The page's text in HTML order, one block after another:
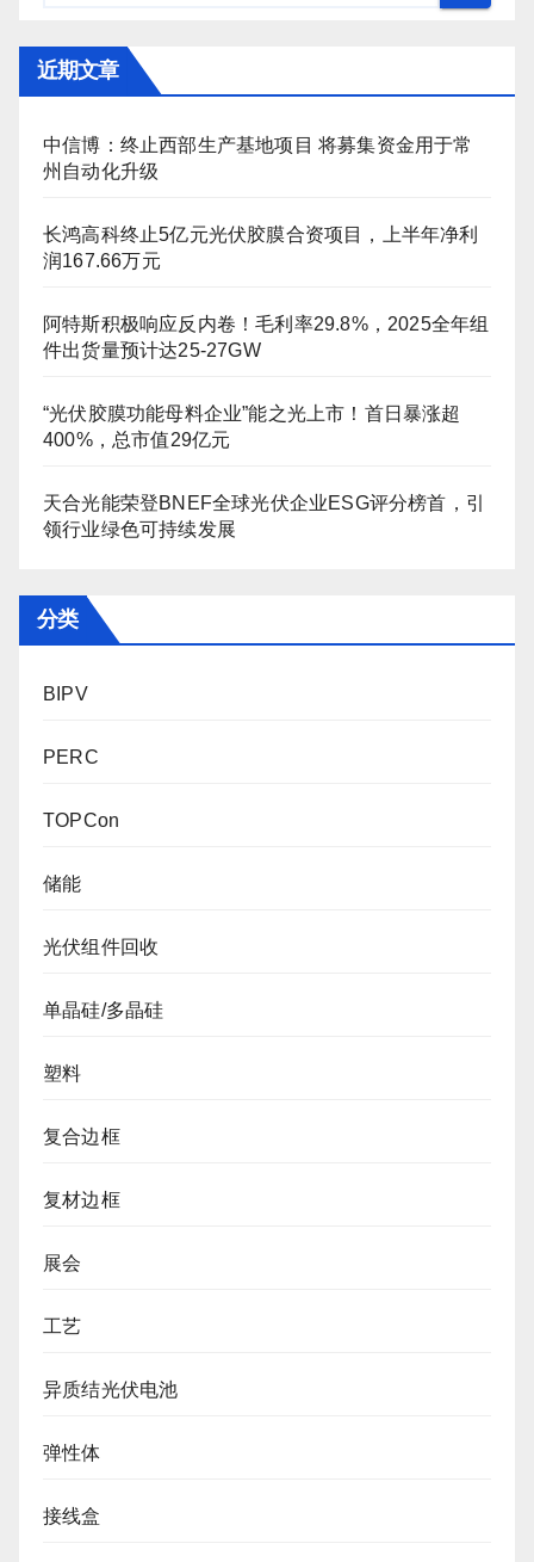
近期文章
中信博：终止西部生产基地项目 将募集资金用于常
州自动化升级
长鸿高科终止5亿元光伏胶膜合资项目，上半年净利
润167.66万元
阿特斯积极响应反内卷！毛利率29.8%，2025全年组
件出货量预计达25-27GW
“光伏胶膜功能母料企业”能之光上市！首日暴涨超
400%，总市值29亿元
天合光能荣登BNEF全球光伏企业ESG评分榜首，引
领行业绿色可持续发展
分类
BIPV
PERC
TOPCon
储能
光伏组件回收
单晶硅/多晶硅
塑料
复合边框
复材边框
展会
工艺
异质结光伏电池
弹性体
接线盒